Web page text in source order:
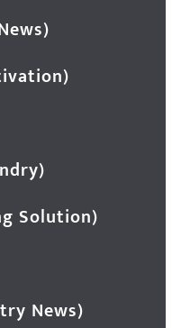
Solution)
News)